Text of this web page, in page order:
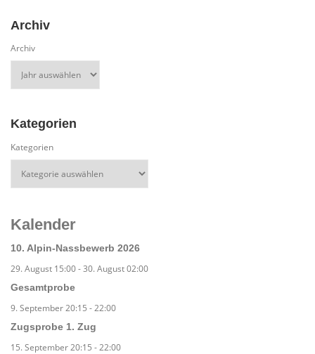
Archiv
Archiv
Kategorien
Kategorien
Kalender
10. Alpin-Nassbewerb 2026
29. August 15:00-30. August 02:00
Gesamtprobe
9. September 20:15 -22:00
Zugsprobe 1. Zug
15. September 20:15 -22:00